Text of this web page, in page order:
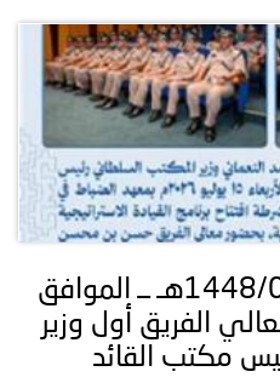
سلطنة عُمان ـ 1448/02/03هـ ــ الموافق
17 م - معالي الفريق أول وزير
مكتب القائد